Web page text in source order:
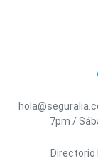
7pm /
Directorio